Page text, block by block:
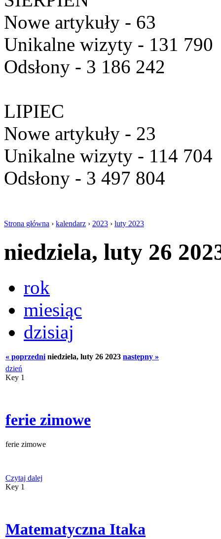
Nowe artykuły - 63
Unikalne wizyty - 131 790
Odsłony - 3 186 242
LIPIEC
Nowe artykuły - 23
Unikalne wizyty - 114 704
Odsłony - 3 497 804
Strona główna › kalendarz › 2023 › luty 2023
niedziela, luty 26
rok
miesiąc
dzisiaj
« poprzedni niedziela, luty 26 2023 następny »
dzień
Key 1
ferie zimowe
ferie zimowe
Czytaj dalej
Key 1
Matematyczna Itaka